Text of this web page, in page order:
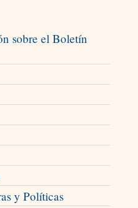
sobre el Boletín
y Políticas